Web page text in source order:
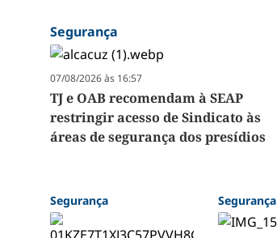
Segurança
07/08/2026 às 16:57
TJ e OAB recomendam à SEAP
restringir acesso de Sindicato às
áreas de segurança dos presídios
Segurança Segurança